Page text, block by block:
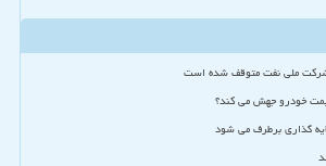
شرکت ملی نفت متوقف شده است
خودرو جهش می کند؟
گذاری برطرف می شود